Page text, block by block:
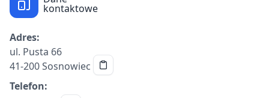
kontaktowe
Adres:
ul. Pusta 66
41-200 Sosnowiec
Telefon: